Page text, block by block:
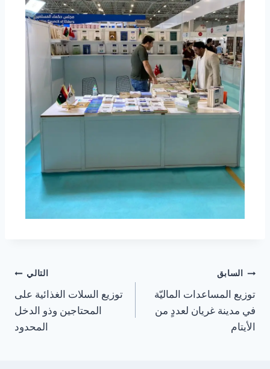
السابق
توزيع المساعدات الماليّة
في مدينة غريان لعددٍ من
الأيتام
التالي
توزيع السلات الغذائية على
المحتاجين وذو الدخل
المحدود